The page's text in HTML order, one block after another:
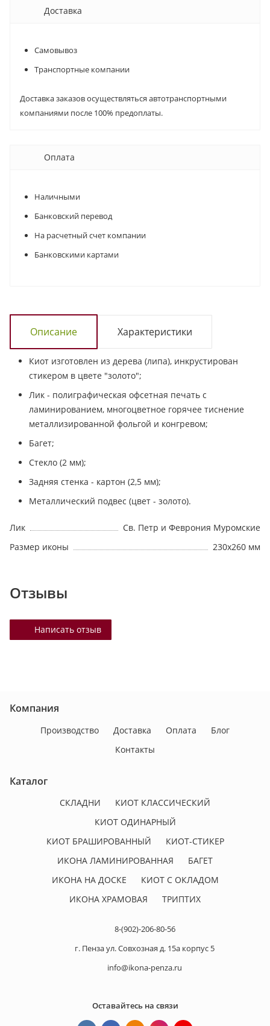
Доставка
Самовывоз
Транспортные компании
Доставка заказов осуществляться автотранспортными
компаниями после 100% предоплаты.
Оплата
Наличными
Банковский перевод
На расчетный счет компании
Банковскими картами
Описание Характеристики
Киот изготовлен из дерева (липа), инкрустирован
стикером в цвете "золото";
Лик - полиграфическая офсетная печать с
ламинированием, многоцветное горячее тиснение
металлизированной фольгой и конгревом;
Багет;
Стекло (2 мм);
Задняя стенка - картон (2,5 мм);
Металлический подвес (цвет - золото).
Лик
Св. Петр и Феврония Муромские
Размер иконы
230х260 мм
Отзывы
Написать отзыв
Компания
Производство Доставка Оплата
Блог
Контакты
Каталог
СКЛАДНИ
КИОТ КЛАССИЧЕСКИЙ
КИОТ ОДИНАРНЫЙ
КИОТ БРАШИРОВАННЫЙ
КИОТ-СТИКЕР
ИКОНА ЛАМИНИРОВАННАЯ
БАГЕТ
ИКОНА НА ДОСКЕ
КИОТ С ОКЛАДОМ
ИКОНА ХРАМОВАЯ
ТРИПТИХ
8-(902)-206-80-56
г. Пенза ул. Совхозная д. 15а корпус 5
info@ikona-penza.ru
Оставайтесь на связи